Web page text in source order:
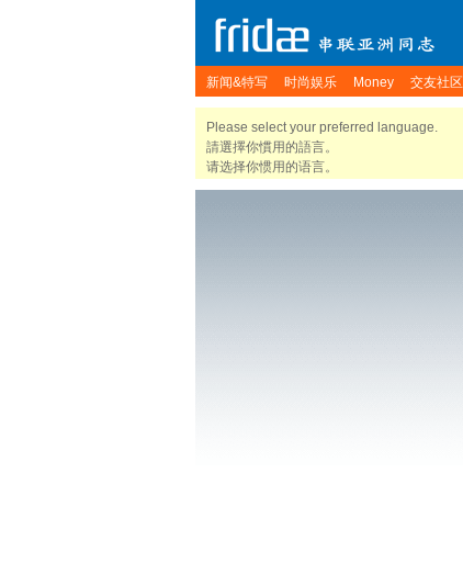
新闻&特写 时尚娱乐 Money 交友社区
Please select your preferred language.
請選擇你慣用的語言。
请选择你惯用的语言。